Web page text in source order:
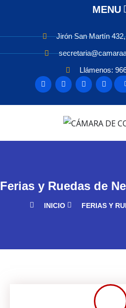
MENU
Jirón San Martín
Llámenos:
Ferias y Ruedas de
INICIO FERIAS Y